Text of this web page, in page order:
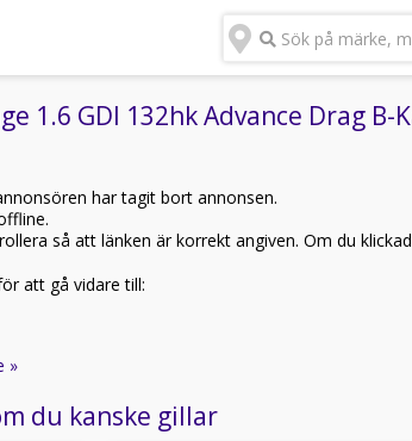
Sök på märke,
1.6 GDI 132hk Advance Drag
har tagit bort annonsen.
så att länken är korrekt angiven. Om du
att gå vidare till:
»
du kanske gillar